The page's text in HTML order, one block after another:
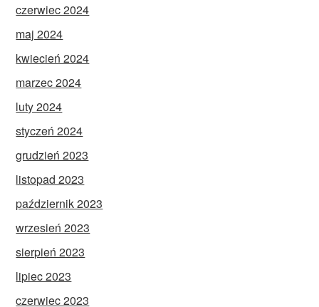
czerwiec 2024
maj 2024
kwiecień 2024
marzec 2024
luty 2024
styczeń 2024
grudzień 2023
listopad 2023
październik 2023
wrzesień 2023
sierpień 2023
lipiec 2023
czerwiec 2023